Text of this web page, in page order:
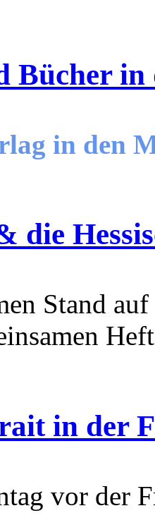
Bücher in
in den
die
Stand
in der
vor der